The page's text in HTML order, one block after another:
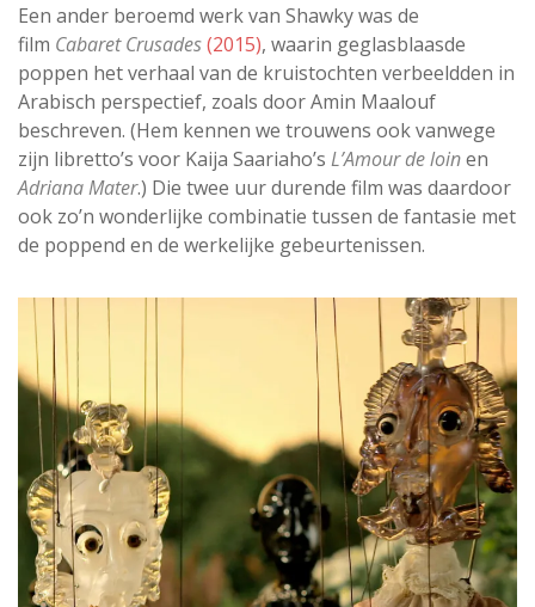
Een ander beroemd werk van Shawky was de
film Cabaret Crusades(2015), waarin geglasblaasde
poppen het verhaal van de kruistochten verbeeldden in
Arabisch perspectief, zoals door Amin Maalouf
beschreven. (Hem kennen we trouwens ook vanwege
zijn libretto’s voor Kaija Saariaho’s L’Amour de loinen
Adriana Mater.) Die twee uur durende film was daardoor
ook zo’n wonderlijke combinatie tussen de fantasie met
de poppend en de werkelijke gebeurtenissen.